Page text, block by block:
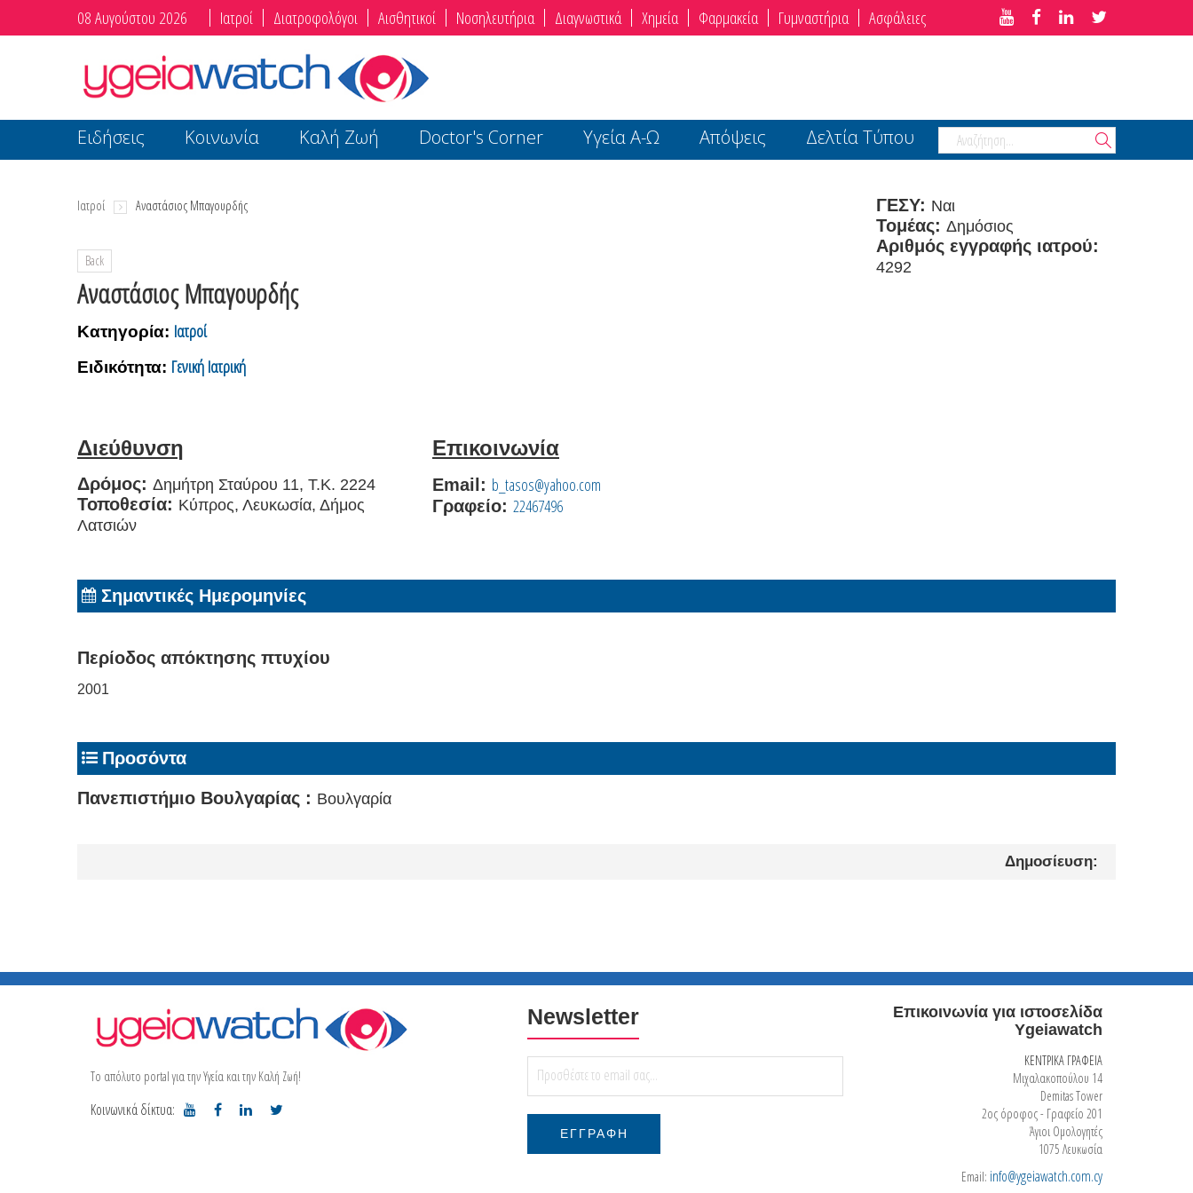
08 Αυγούστου 2026 Ιατροί Διατροφολόγοι Αισθητικοί Νοσηλευτήρια Διαγνωστικά Χημεία Φαρμακεία Γυμναστήρια Ασφάλειες
Ειδήσεις Κοινωνία Καλή Ζωή Doctor's Corner Υγεία Α-Ω Απόψεις Δελτία Τύπου
Ιατροί Αναστάσιος Μπαγουρδής
Back
Αναστάσιος Μπαγουρδής
Κατηγορία: Ιατροί
Ειδικότητα: Γενική Ιατρική
ΓΕΣΥ: Ναι
Τομέας: Δημόσιος
Αριθμός εγγραφής ιατρού:
4292
Διεύθυνση
Δρόμος: Δημήτρη Σταύρου 11, Τ.Κ. 2224
Τοποθεσία: Κύπρος, Λευκωσία, Δήμος
Λατσιών
Επικοινωνία
Email: b_tasos@yahoo.com
Γραφείο: 22467496
Σημαντικές Ημερομηνίες
Περίοδος απόκτησης πτυχίου
2001
Προσόντα
Πανεπιστήμιο Βουλγαρίας : Βουλγαρία
Δημοσίευση:
Το απόλυτο portal για την Υγεία και την Καλή Ζωή!
Κοινωνικά δίκτυα:
Newsletter
Επικοινωνία για ιστοσελίδα
Ygeiawatch
ΚΕΝΤΡΙΚΑ ΓΡΑΦΕΙΑ
Μιχαλακοπούλου 14
Demitas Tower
2ος όροφος - Γραφείο 201
Άγιοι Ομολογητές
1075 Λευκωσία
Email: info@ygeiawatch.com.cy